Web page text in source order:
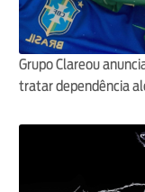
Grupo Clareou
tratar dependência